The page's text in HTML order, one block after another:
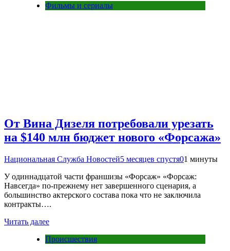
Фильмы и сериалы
От Вина Дизеля потребовали урезать
на $140 млн бюджет нового «Форсажа»
Национальная Служба Новостей5 месяцев спустя01 минуты
У одиннадцатой части франшизы «Форсаж» «Форсаж:
Навсегда» по-прежнему нет завершенного сценария, а
большинство актерского состава пока что не заключила
контракты….
Читать далее
Происшествия